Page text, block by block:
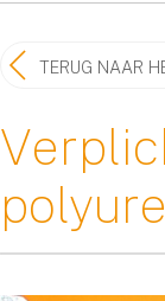
TERUG NAAR